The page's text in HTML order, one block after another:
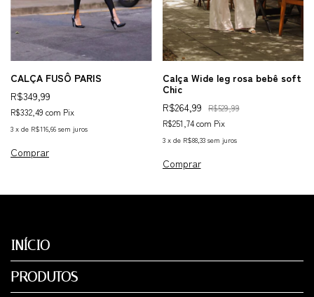
CALÇA FUSÔ PARIS
R$349,99
R$332,49 com Pix
3 x de R$116,66 sem juros
Comprar
Calça Wide leg rosa bebê soft
Chic
R$264,99
R$529,99
R$251,74com Pix
3 x de R$88,33 sem juros
Comprar
INÍCIO
PRODUTOS